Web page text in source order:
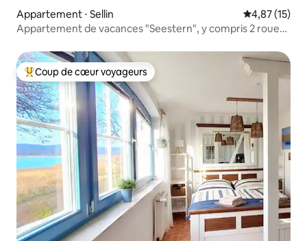
Appartement ⋅ Sellin Évaluation
4,87 (15)
Appartement de vacances "Seestern", y compris 2 roues
Coups de cœur voyageurs les plus appréciés
Coup de cœur voyageurs